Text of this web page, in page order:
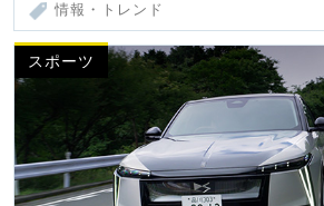
情報・トレンド
スポーツ